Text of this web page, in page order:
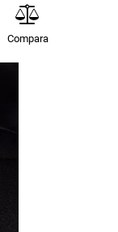
Compara